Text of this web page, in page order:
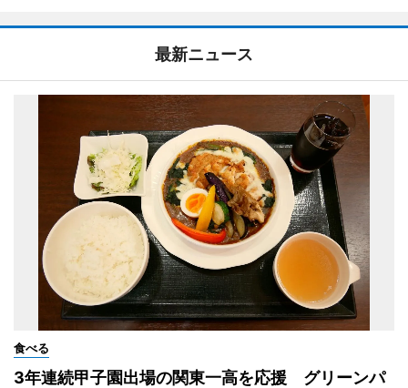
最新ニュース
食べる
3年連続甲子園出場の関東一高を応援 グリーンパ